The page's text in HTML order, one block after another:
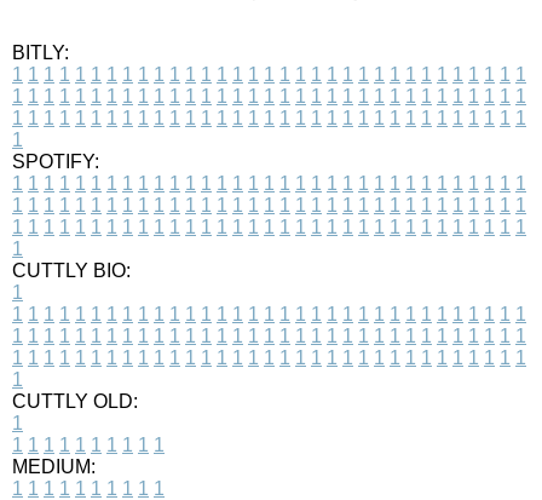
BITLY:
1 1 1 1 1 1 1 1 1 1 1 1 1 1 1 1 1 1 1 1 1 1 1 1 1 1 1 1 1 1 1 1 1
1 1 1 1 1 1 1 1 1 1 1 1 1 1 1 1 1 1 1 1 1 1 1 1 1 1 1 1 1 1 1 1 1
1 1 1 1 1 1 1 1 1 1 1 1 1 1 1 1 1 1 1 1 1 1 1 1 1 1 1 1 1 1 1 1 1
1
SPOTIFY:
1 1 1 1 1 1 1 1 1 1 1 1 1 1 1 1 1 1 1 1 1 1 1 1 1 1 1 1 1 1 1 1 1
1 1 1 1 1 1 1 1 1 1 1 1 1 1 1 1 1 1 1 1 1 1 1 1 1 1 1 1 1 1 1 1 1
1 1 1 1 1 1 1 1 1 1 1 1 1 1 1 1 1 1 1 1 1 1 1 1 1 1 1 1 1 1 1 1 1
1
CUTTLY BIO:
1
1 1 1 1 1 1 1 1 1 1 1 1 1 1 1 1 1 1 1 1 1 1 1 1 1 1 1 1 1 1 1 1 1
1 1 1 1 1 1 1 1 1 1 1 1 1 1 1 1 1 1 1 1 1 1 1 1 1 1 1 1 1 1 1 1 1
1 1 1 1 1 1 1 1 1 1 1 1 1 1 1 1 1 1 1 1 1 1 1 1 1 1 1 1 1 1 1 1 1
1
CUTTLY OLD:
1
1 1 1 1 1 1 1 1 1 1
MEDIUM:
1 1 1 1 1 1 1 1 1 1